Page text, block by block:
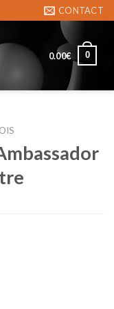
CONTACT
0.00€ 0